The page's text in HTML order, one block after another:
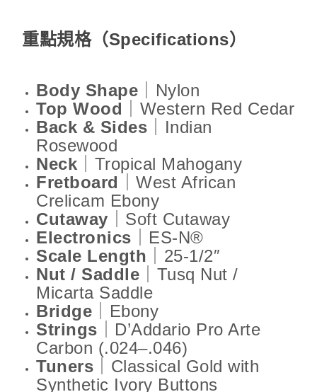
重點規格（Specifications）
Body Shape ｜Nylon
Top Wood ｜Western Red Cedar
Back & Sides ｜Indian
Rosewood
Neck ｜Tropical Mahogany
Fretboard ｜West African
Crelicam Ebony
Cutaway ｜Soft Cutaway
Electronics ｜ES-N®
Scale Length ｜25-1/2″
Nut / Saddle ｜Tusq Nut /
Micarta Saddle
Bridge ｜Ebony
Strings ｜D’Addario Pro Arte
Carbon (.024–.046)
Tuners ｜Classical Gold with
Synthetic Ivory Buttons